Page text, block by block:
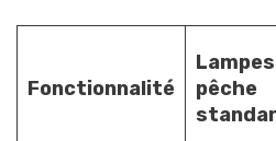
Fonctionnalité
pêche